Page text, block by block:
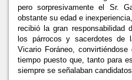
pero sorpresivamente el Sr.
obstante su edad e
recibió la gran responsabilidad
los párrocos y sacerdotes de
Vicario Foráneo,
tiempo puesto que, tanto para
siempre se señalaban